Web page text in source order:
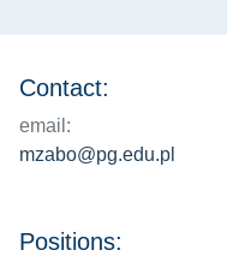
Contact:
email:
mzabo@pg.edu.pl
Positions: